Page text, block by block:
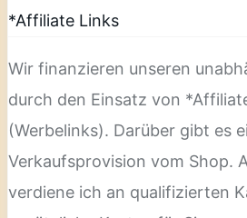
*Affiliate Links
Wir finanzieren unseren
durch den Einsatz von
(Werbelinks). Darüber gibt es
Verkaufsprovision vom Shop.
verdiene ich an qualifizierten